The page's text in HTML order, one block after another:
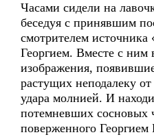
Часами сидели на
беседуя с принявшим
смотрителем
Георгием. Вместе с ним
изображения,
растущих неподалеку
удара молнией. И
потемневших сосновых
поверженного